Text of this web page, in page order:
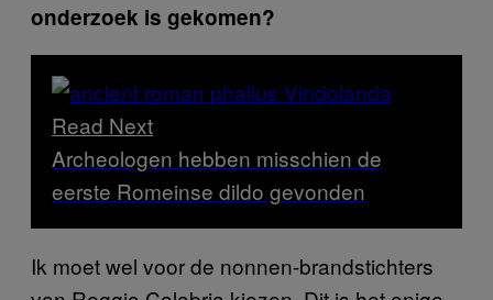
onderzoek is gekomen?
Read Next
Archeologen hebben misschien de
eerste Romeinse dildo gevonden
Ik moet wel voor de nonnen-brandstichters